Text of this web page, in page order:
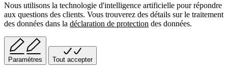
Nous utilisons la technologie d'intelligence artificielle pour répondre
aux questions des clients. Vous trouverez des détails sur le traitement
des données dans la déclaration de protection des données.
Paramètres Tout accepter